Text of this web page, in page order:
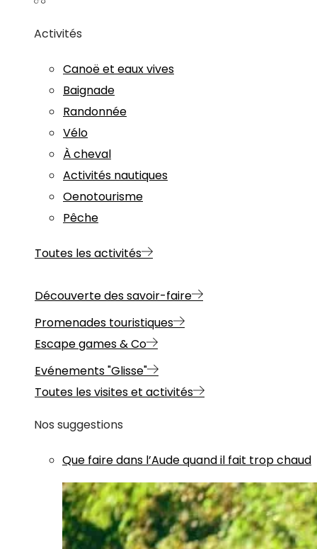
Activités
Canoë et eaux vives
Baignade
Randonnée
Vélo
À cheval
Activités nautiques
Oenotourisme
Pêche
Toutes les activités
Découverte des savoir-faire
Promenades touristiques
Escape games & Co
Evénements "Glisse"
Toutes les visites et activités
Nos suggestions
Que faire dans l’Aude quand il fait trop chaud